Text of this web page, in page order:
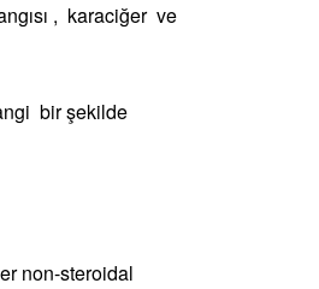
, karaciğer ve
bir şekilde
non-steroidal